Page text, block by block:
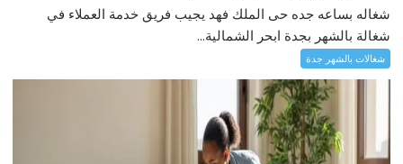
شغاله بساعه جده حى الملك فهد يجيب فريق خدمة العملاء في
شغالة بالشهر بجدة ابحر الشمالية...
شغالات بالشهر جدة